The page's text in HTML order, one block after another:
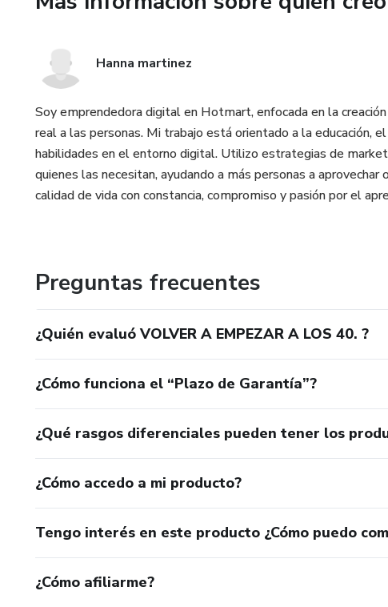
historia.
Hanna martinez
Soy emprendedora digital en Hotmart, enfocada en la
real a las personas. Mi trabajo está orientado a la educación,
habilidades en el entorno digital. Utilizo estrategias de
quienes las necesitan, ayudando a más personas a
calidad de vida con constancia, compromiso y pasión por el
Preguntas frecuentes
¿Quién evaluó VOLVER A EMPEZAR A LOS 40. ?
¿Cómo funciona el “Plazo de Garantía”?
¿Qué rasgos diferenciales pueden tener los
¿Cómo accedo a mi producto?
Tengo interés en este producto ¿Cómo puedo
¿Cómo afiliarme?